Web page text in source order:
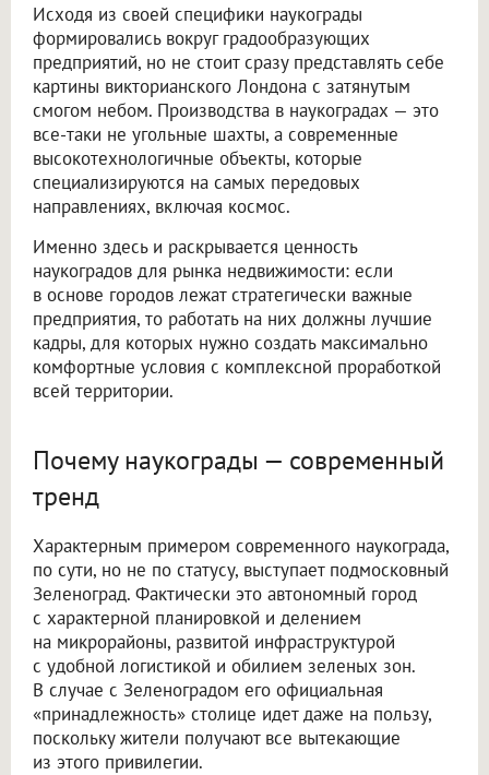
Исходя из своей специфики наукограды
формировались вокруг градообразующих
предприятий, но не стоит сразу представлять себе
картины викторианского Лондона с затянутым
смогом небом. Производства в наукоградах — это
все-таки не угольные шахты, а современные
высокотехнологичные объекты, которые
специализируются на самых передовых
направлениях, включая космос.
Именно здесь и раскрывается ценность
наукоградов для рынка недвижимости: если
в основе городов лежат стратегически важные
предприятия, то работать на них должны лучшие
кадры, для которых нужно создать максимально
комфортные условия с комплексной проработкой
всей территории.
Почему наукограды — современный
тренд
Характерным примером современного наукограда,
по сути, но не по статусу, выступает подмосковный
Зеленоград. Фактически это автономный город
с характерной планировкой и делением
на микрорайоны, развитой инфраструктурой
с удобной логистикой и обилием зеленых зон.
В случае с Зеленоградом его официальная
«принадлежность» столице идет даже на пользу,
поскольку жители получают все вытекающие
из этого привилегии.